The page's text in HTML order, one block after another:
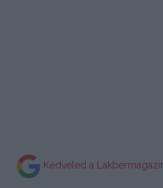
Kedveled a